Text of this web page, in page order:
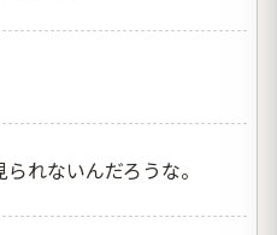
れないんだろうな。